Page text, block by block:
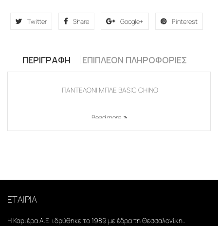
Twitter Share Google+ Pinterest
ΠΕΡΙΓΡΑΦΉ ΕΠΙΠΛΈΟΝ ΠΛΗΡΟΦΟΡΊΕΣ
ΠΑΝΤΕΛΟΝΙ ΜΠΛΕ BASIC CHINO
Read more
ΕΤΑΙΡΙΑ
Η Καριέρα Α.Ε. ιδρύθηκε το 1989 με έδρα τη Θεσσαλονίκη..